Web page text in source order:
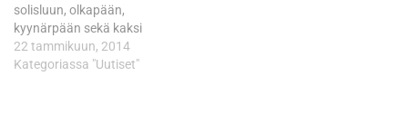
maastopyörällä
harjoitellessaan.
”Halusimme pitää vamman
piilossa, mutta nyt voin…
solisluun, olkapään,
kyynärpään sekä kaksi
selkänikamaa. Vammojen
laatu on sen verran vakava,
22 tammikuun, 2014
Kategoriassa "Uutiset"